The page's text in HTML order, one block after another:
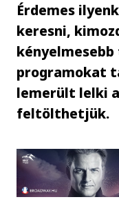
Érdemes
keresni,
programokat
lemerült lelki
feltölthetjük.